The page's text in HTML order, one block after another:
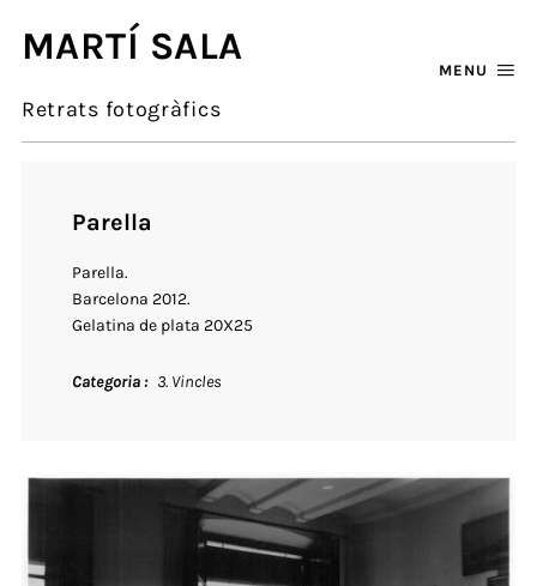
MARTÍ SALA
Retrats fotogràfics
MENU
Parella
Parella.
Barcelona 2012.
Gelatina de plata 20X25
Categoria 3. Vincles